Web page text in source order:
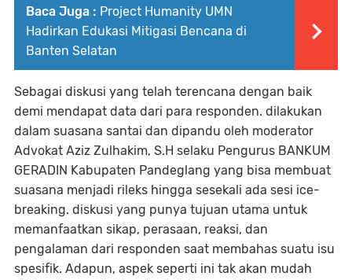
Baca Juga : Project Humanity UMN
Hadirkan Edukasi Mitigasi Bencana di
Banten Selatan
Sebagai diskusi yang telah terencana dengan baik
demi mendapat data dari para responden. dilakukan
dalam suasana santai dan dipandu oleh moderator
Advokat Aziz Zulhakim, S.H selaku Pengurus BANKUM
GERADIN Kabupaten Pandeglang yang bisa membuat
suasana menjadi rileks hingga sesekali ada sesi ice-
breaking. diskusi yang punya tujuan utama untuk
memanfaatkan sikap, perasaan, reaksi, dan
pengalaman dari responden saat membahas suatu isu
spesifik. Adapun, aspek seperti ini tak akan mudah